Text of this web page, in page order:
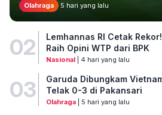
Olahraga 5 hari yang lalu
02
Lemhannas RI Cetak
Raih Opini WTP dari BPK
Nasional| 4 hari yang lalu
03
Garuda Dibungkam
Telak 0-3 di Pakansari
Olahraga| 5 hari yang lalu